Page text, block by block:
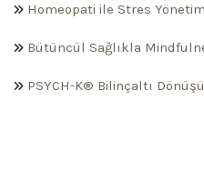
Homeopati ile Stres
Bütüncül Sağlıkla
PSYCH-K® Bilinçaltı